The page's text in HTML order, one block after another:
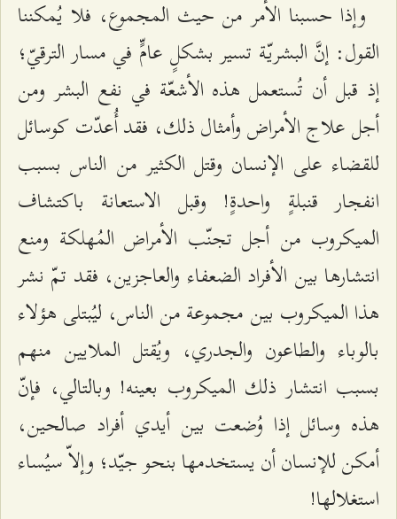
وإذا حسبنا الأمر من حيث المجموع، فلا يُمكننا
القول: إنَّ البشريّة تسير بشكلٍ عامٍّ في مسار الترقيّ؛
إذ قبل أن تُستعمل هذه الأشعّة في نفع البشر ومن
أجل علاج الأمراض وأمثال ذلك، فقد أُعدّت كوسائل
للقضاء على الإنسان وقتل الكثير من الناس بسبب
انفجار قنبلةٍ واحدةٍ! وقبل الاستعانة باكتشاف
الميكروب من أجل تجنّب الأمراض المُهلكة ومنع
انتشارها بين الأفراد الضعفاء والعاجزين، فقد تمّ نشر
هذا الميكروب بين مجموعة من الناس، ليُبتلى هؤلاء
بالوباء والطاعون والجدري، ويُقتل الملايين منهم
بسبب انتشار ذلك الميكروب بعينه! وبالتالي، فإنّ
هذه وسائل إذا وُضعت بين أيدي أفراد صالحين،
أمكن للإنسان أن يستخدمها بنحو جيّد؛ وإلاّ سيُساء
استغلالها!